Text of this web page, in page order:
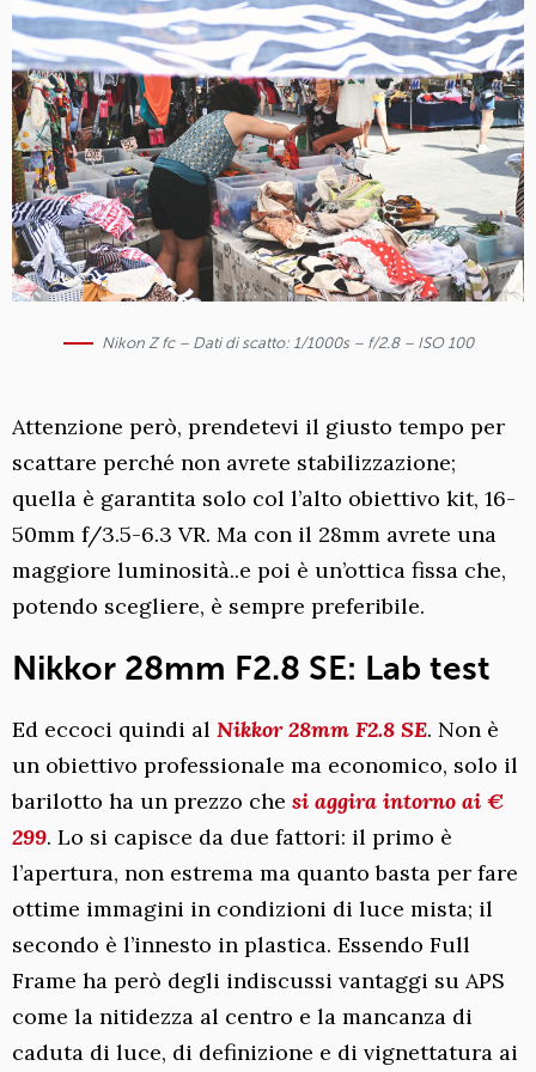
Nikon Z fc – Dati di scatto: 1/1000s – f/2.8 – ISO 100
Attenzione però, prendetevi il giusto tempo per
scattare perché non avrete stabilizzazione;
quella è garantita solo col l’alto obiettivo kit, 16-
50mm f/3.5-6.3 VR. Ma con il 28mm avrete una
maggiore luminosità..e poi è un’ottica fissa che,
potendo scegliere, è sempre preferibile.
Nikkor 28mm F2.8 SE: Lab test
Ed eccoci quindi al Nikkor 28mm F2.8 SE. Non è
un obiettivo professionale ma economico, solo il
barilotto ha un prezzo che si aggira intorno ai €
299. Lo si capisce da due fattori: il primo è
l’apertura, non estrema ma quanto basta per fare
ottime immagini in condizioni di luce mista; il
secondo è l’innesto in plastica. Essendo Full
Frame ha però degli indiscussi vantaggi su APS
come la nitidezza al centro e la mancanza di
caduta di luce, di definizione e di vignettatura ai